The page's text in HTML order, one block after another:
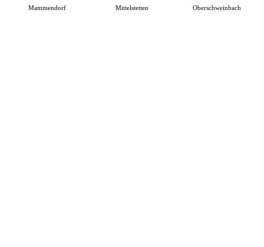
Mammendorf Mittelstetten Oberschweinbach